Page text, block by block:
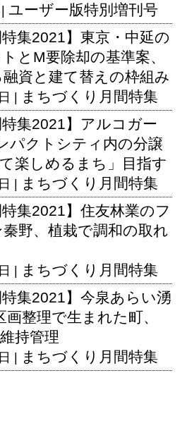
ユーザー版特別増刊号
集2021】東京・中延の
とM要除却の基準案、
資と建て替えの枠組み
| まちづくり月間特集
特集2021】アルコガー
パクトシティ内の分譲
楽しめるまち」目指す
| まちづくり月間特集
集2021】住友林業のフ
野、植栽で調和の取れ
| まちづくり月間特集
特集2021】今泉あらい湧
整理で生まれた町、
持管理
| まちづくり月間特集